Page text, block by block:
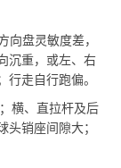
向盘灵敏度差，
沉重，或左、右
行走自行跑偏。
横、直拉杆及后
头销座间隙大；